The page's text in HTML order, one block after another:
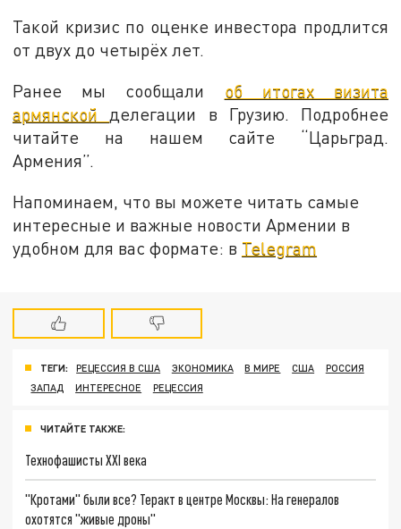
Такой кризис по оценке инвестора продлится
от двух до четырёх лет.
Ранее мы сообщали об итогах визита
армянской делегации в Грузию. Подробнее
читайте на нашем сайте “Царьград.
Армения”.
Напоминаем, что вы можете читать самые
интересные и важные новости Армении в
удобном для вас формате: в Telegram
ТЕГИ: РЕЦЕССИЯ В США ЭКОНОМИКА В МИРЕ США
РОССИЯ
ЗАПАД
ИНТЕРЕСНОЕ РЕЦЕССИЯ
ЧИТАЙТЕ ТАКЖЕ:
Технофашисты XXI века
"Кротами" были все? Теракт в центре Москвы: На генералов
охотятся "живые дроны"